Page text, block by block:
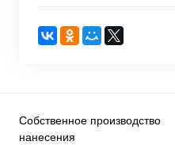
Собственное производство
нанесения